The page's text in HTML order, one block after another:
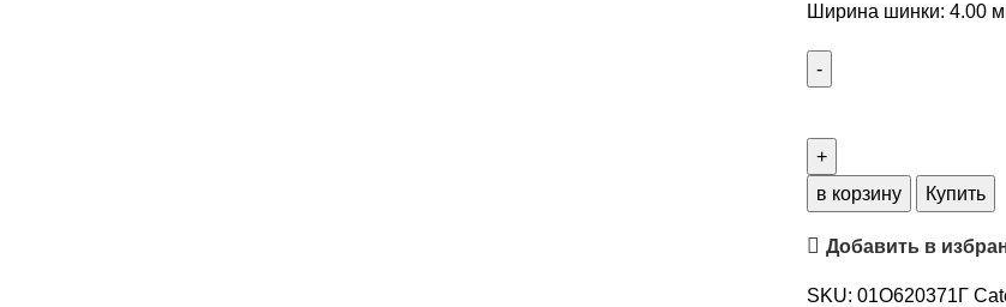
Ширина шинки: 4.00
в корзину Купить
Добавить в
SKU: 01О620371Г